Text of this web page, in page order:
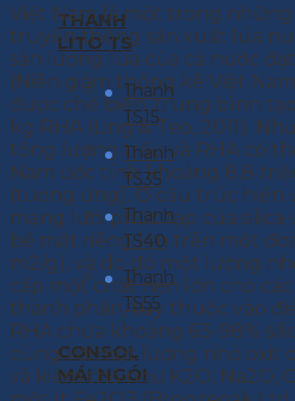
THANH
LITO TS
Thanh
TS15
Thanh
TS35
Thanh
TS40
Thanh
TS55
CONSOL
MÁI NGÓI
Việt Nam là một trong
truyền thống sản xuất lúa
sản lượng lúa của cả nước
(Niên giám thống kê Việt
được chế biến, trung bình
kg RHA (Ling & Teo, 2011).
tổng lượng trấu và RHA có
Nam ước tính khoảng 8,8
(tương ứng). Ở cấu trúc hiển
mạng lưới phức tạp của silica
bề mặt riêng lớn trên một
m2/g), và do đó một lượng
cấp một chất nền lớn cho
thành phần, tùy thuộc vào
RHA chứa khoảng 63-98%
cùng với một lượng nhỏ oxit
và kiềm thổ như K2O, Na2O,